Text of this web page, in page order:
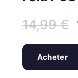
14,99€
Acheter